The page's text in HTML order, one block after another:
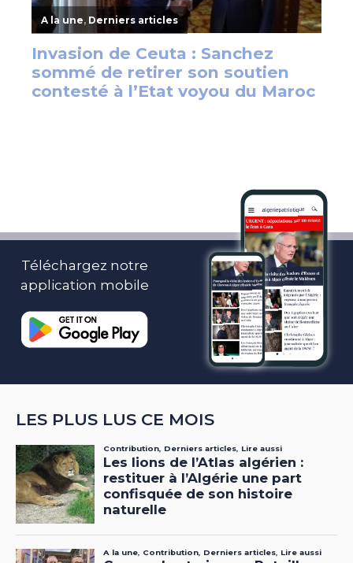
Téléchargez notre
application mobile
LES PLUS LUS CE MOIS